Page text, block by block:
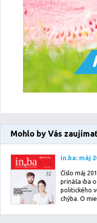
Mohlo by Vás
in.ba: máj
Číslo máj
prináša iba
politického
chýba. O